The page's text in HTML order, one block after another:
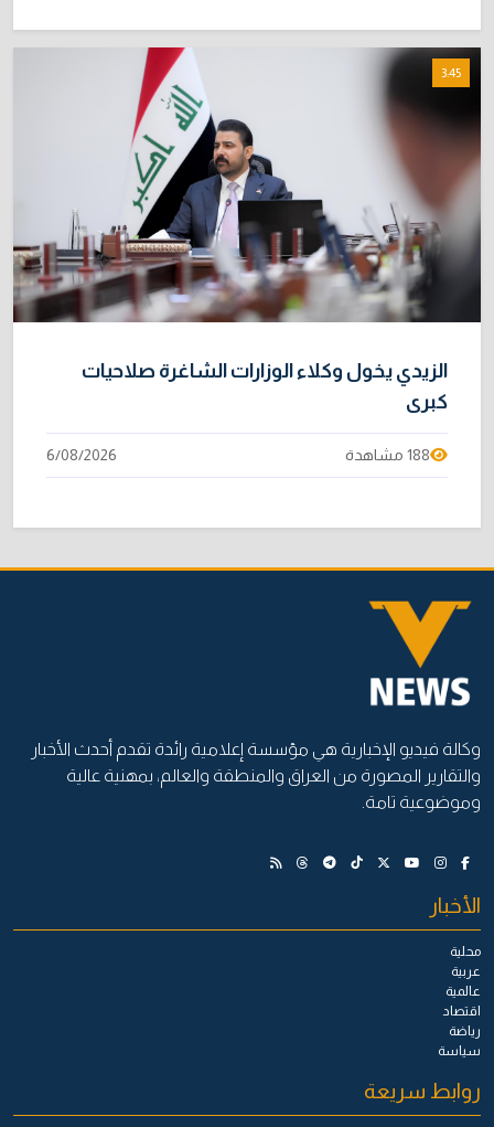
3:45
الزيدي يخول وكلاء الوزارات الشاغرة صلاحيات
كبرى
188 مشاهدة 6/08/2026
وكالة فيديو الإخبارية هي مؤسسة إعلامية رائدة تقدم أحدث الأخبار
والتقارير المصورة من العراق والمنطقة والعالم، بمهنية عالية
وموضوعية تامة.
الأخبار
محلية
عربية
عالمية
اقتصاد
رياضة
سياسة
روابط سريعة